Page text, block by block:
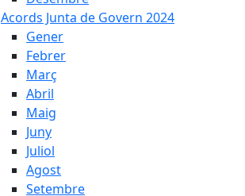
Acords Junta de Govern 2024
Gener
Febrer
Març
Abril
Maig
Juny
Juliol
Agost
Setembre